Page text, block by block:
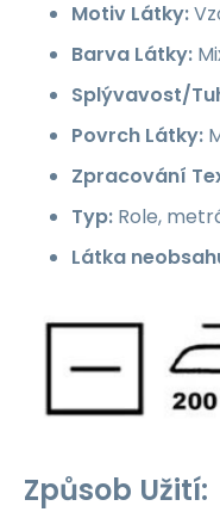
Motiv Látky:
Barva Látky:
Splývavost/
Povrch Látky:
Zpracování
Typ: Role,
Látka
Způsob Užití: